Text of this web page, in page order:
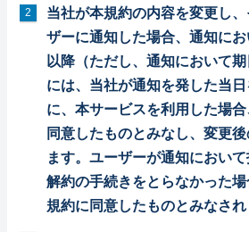
当社が本規約の内容を変更し
ザーに通知した場合、通知に
以降（ただし、通知において
には、当社が通知を発した当日
に、本サービスを利用した場
同意したものとみなし、変更
ます。ユーザーが通知におい
解約の手続きをとらなかった
規約に同意したものとみなされ